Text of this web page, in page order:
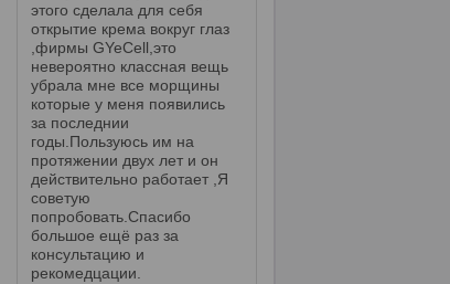
этого сделала для себя
открытие крема вокруг глаз
,фирмы GYeCell,это
невероятно классная вещь
убрала мне все морщины
которые у меня появились
за последнии
годы.Пользуюсь им на
протяжении двух лет и он
действительно работает ,Я
советую
попробовать.Спасибо
большое ещё раз за
консультацию и
рекомедцации.